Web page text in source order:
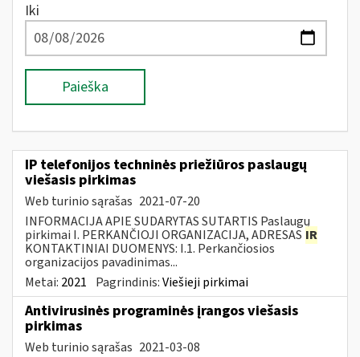
Iki
Paieška
IP telefonijos techninės priežiūros paslaugų
viešasis pirkimas
Web turinio sąrašas 2021-07-20
INFORMACIJA APIE SUDARYTAS SUTARTIS Paslaugų
pirkimai I. PERKANČIOJI ORGANIZACIJA, ADRESAS IR
KONTAKTINIAI DUOMENYS: I.1. Perkančiosios
organizacijos pavadinimas...
Metai: 2021 Pagrindinis:Viešieji pirkimai
Antivirusinės programinės įrangos viešasis
pirkimas
Web turinio sąrašas 2021-03-08